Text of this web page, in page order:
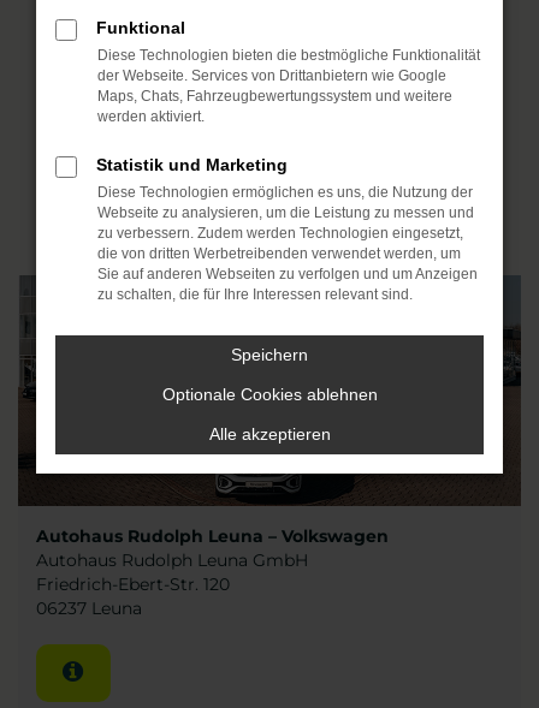
Von detaillierten Öffnungszeiten über
direkte Telefonnummern bis hin zu
interaktiven Google Maps
Anfahrtsbeschreibungen für unsere
Weg zu uns ist ganz einfach. Wir freuen
uns auf Ihre Kontaktaufnahme!
Autohaus Rudolph Leuna – Volkswagen
Autohaus Rudolph Leuna GmbH
Friedrich-Ebert-Str. 120
06237 Leuna
Funktional
Diese Technologien bieten die bestmögliche Funktionalität
der Webseite. Services von Drittanbietern wie Google
Maps, Chats, Fahrzeugbewertungssystem und weitere
werden aktiviert.
Statistik und Marketing
Diese Technologien ermöglichen es uns, die Nutzung der
Webseite zu analysieren, um die Leistung zu messen und
zu verbessern. Zudem werden Technologien eingesetzt,
die von dritten Werbetreibenden verwendet werden, um
Sie auf anderen Webseiten zu verfolgen und um Anzeigen
zu schalten, die für Ihre Interessen relevant sind.
Speichern
Optionale Cookies ablehnen
Alle akzeptieren